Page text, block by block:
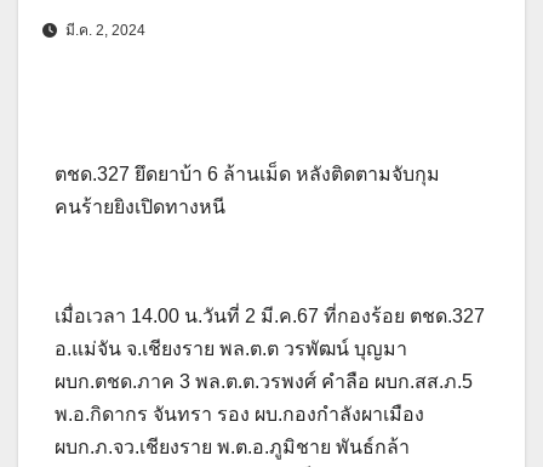
มี.ค. 2, 2024
ตชด.327 ยึดยาบ้า 6 ล้านเม็ด หลังติดตามจับกุม
คนร้ายยิงเปิดทางหนี
เมื่อเวลา 14.00 น.วันที่ 2 มี.ค.67 ที่กองร้อย ตชด.327
อ.แม่จัน จ.เชียงราย พล.ต.ต วรพัฒน์ บุญมา
ผบก.ตชด.ภาค 3 พล.ต.ต.วรพงศ์ คำลือ ผบก.สส.ภ.5
พ.อ.กิดากร จันทรา รอง ผบ.กองกำลังผาเมือง
ผบก.ภ.จว.เชียงราย พ.ต.อ.ภูมิชาย พันธ์กล้า